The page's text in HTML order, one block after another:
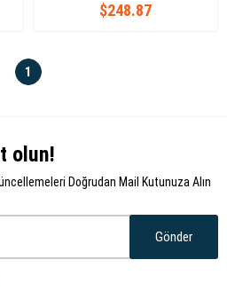
$248.87
1
olun!
Doğrudan Mail Kutunuza Alın
Gönder